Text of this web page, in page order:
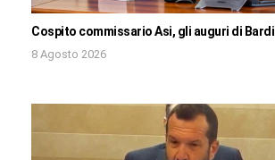
Cospito commissario Asi, gli auguri di Bardi
8 Agosto 2026